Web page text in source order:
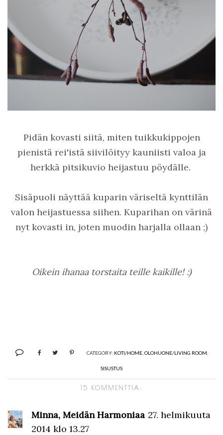
Pidän kovasti siitä, miten tuikkukippojen
pienistä rei'istä siivilöityy kauniisti valoa ja
herkkä pitsikuvio heijastuu pöydälle.
Sisäpuoli näyttää kuparin väriseltä kynttilän
valon heijastuessa siihen. Kuparihan on värinä
nyt kovasti in, joten muodin harjalla ollaan ;)
Oikein ihanaa torstaita teille kaikille! :)
CATEGORY: KOTI/HOME,OLOHUONE/LIVING ROOM,
SISUSTUS
15 KOMMENTTIA:
Minna, Meidän Harmoniaa 27. helmikuuta
2014 klo 13.27